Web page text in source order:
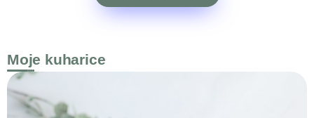
Moje kuharice